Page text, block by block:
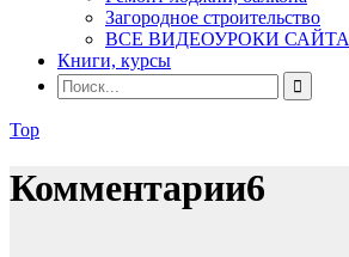
Загородное строительство
ВСЕ ВИДЕОУРОКИ САЙТА
Книги, курсы
Top
Комментарии6